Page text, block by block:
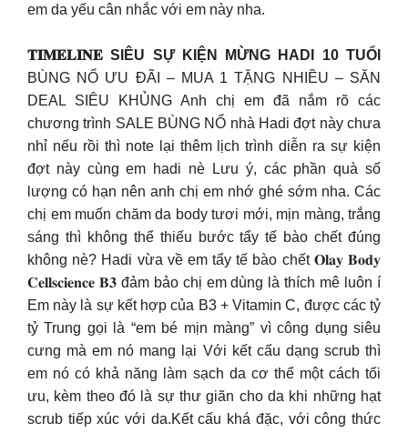
em da yếu cân nhắc với em này nha.
𝐓𝐈𝐌𝐄𝐋𝐈𝐍𝐄 SIÊU SỰ KIỆN MỪNG HADI 10 TUỔI
BÙNG NỔ ƯU ĐÃI – MUA 1 TẶNG NHIỀU – SĂN
DEAL SIÊU KHỦNG Anh chị em đã nắm rõ các
chương trình SALE BÙNG NỔ nhà Hadi đợt này chưa
nhỉ nếu rồi thì note lại thêm lịch trình diễn ra sự kiện
đợt này cùng em hadi nè Lưu ý, các phần quà số
lượng có hạn nên anh chị em nhớ ghé sớm nha. Các
chị em muốn chăm da body tươi mới, mịn màng, trắng
sáng thì không thể thiếu bước tẩy tế bào chết đúng
không nè? Hadi vừa về em tẩy tế bào chết 𝐎𝐥𝐚𝐲 𝐁𝐨𝐝𝐲
𝐂𝐞𝐥𝐥𝐬𝐜𝐢𝐞𝐧𝐜𝐞 𝐁𝟑 đảm bảo chị em dùng là thích mê luôn í
Em này là sự kết hợp của B3 + Vitamin C, được các tỷ
tỷ Trung gọi là “em bé mịn màng” vì công dụng siêu
cưng mà em nó mang lại Với kết cấu dạng scrub thì
em nó có khả năng làm sạch da cơ thể một cách tối
ưu, kèm theo đó là sự thư giãn cho da khi những hạt
scrub tiếp xúc với da.Kết cấu khá đặc, với công thức